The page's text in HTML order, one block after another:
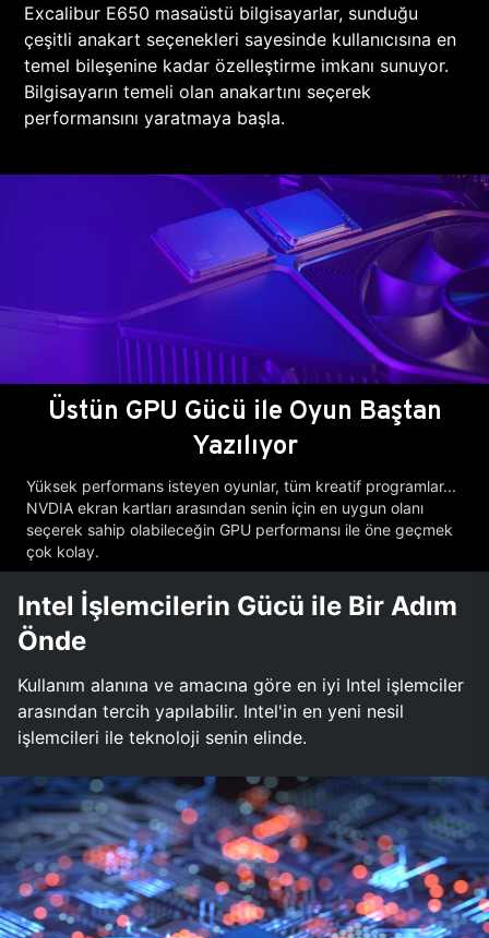
Excalibur E650 masaüstü bilgisayarlar, sunduğu
çeşitli anakart seçenekleri sayesinde kullanıcısına en
temel bileşenine kadar özelleştirme imkanı sunuyor.
Bilgisayarın temeli olan anakartını seçerek
performansını yaratmaya başla.
Üstün GPU Gücü ile Oyun Baştan
Yazılıyor
Yüksek performans isteyen oyunlar, tüm kreatif programlar...
NVDIA ekran kartları arasından senin için en uygun olanı
seçerek sahip olabileceğin GPU performansı ile öne geçmek
çok kolay.
Intel İşlemcilerin Gücü ile Bir Adım
Önde
Kullanım alanına ve amacına göre en iyi Intel işlemciler
arasından tercih yapılabilir. Intel'in en yeni nesil
işlemcileri ile teknoloji senin elinde.